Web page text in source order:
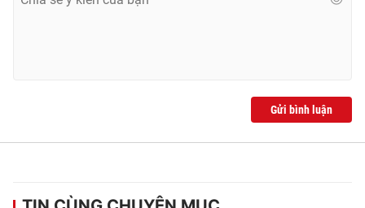
Gửi bình luận